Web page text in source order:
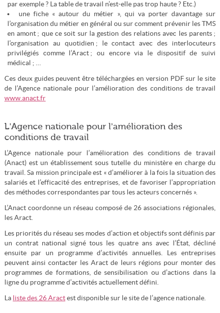
par exemple ? La table de travail n’est-elle pas trop haute ? Etc.)
une fiche « autour du métier », qui va porter davantage sur
l’organisation du métier en général ou sur comment prévenir les TMS
en amont ; que ce soit sur la gestion des relations avec les parents ;
l’organisation au quotidien ; le contact avec des interlocuteurs
privilégiés comme l’Aract ; ou encore via le dispositif de suivi
médical ; …
Ces deux guides peuvent être téléchargées en version PDF sur le site
de l’Agence nationale pour l’amélioration des conditions de travail
www.anact.fr
L’Agence nationale pour l’amélioration des
conditions de travail
L’Agence nationale pour l’amélioration des conditions de travail
(Anact) est un établissement sous tutelle du ministère en charge du
travail. Sa mission principale est « d’améliorer à la fois la situation des
salariés et l’efficacité des entreprises, et de favoriser l’appropriation
des méthodes correspondantes par tous les acteurs concernés ».
L’Anact coordonne un réseau composé de 26 associations régionales,
les Aract.
Les priorités du réseau ses modes d’action et objectifs sont définis par
un contrat national signé tous les quatre ans avec l’État, décliné
ensuite par un programme d’activités annuelles. Les entreprises
peuvent ainsi contacter les Aract de leurs régions pour monter des
programmes de formations, de sensibilisation ou d’actions dans la
ligne du programme d’activités actuellement défini.
La liste des 26 Aractest disponible sur le site de l’agence nationale.